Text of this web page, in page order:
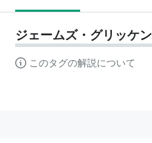
ジェームズ・グリッケ
このタグの解説について